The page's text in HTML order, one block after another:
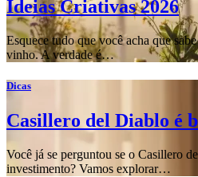
Ideias Criativas 2026
Esquece tudo que você acha que
vinho. A verdade é…
Dicas
Casillero del Diablo é
Você já se perguntou se o Casillero
investimento? Vamos explorar…